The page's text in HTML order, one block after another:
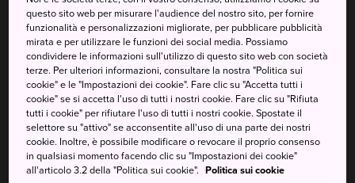
Blue Pond (Stagno Blu)
Angel road (Strada
questo sito web per misurare l'audience del nostro sito, per fornire
funzionalità e personalizzazioni migliorate, per pubblicare pubblicità
mirata e per utilizzare le funzioni dei social media. Possiamo
condividere le informazioni sull'utilizzo di questo sito web con società
terze. Per ulteriori informazioni, consultare la nostra "Politica sui
cookie" e le "Impostazioni dei cookie". Fare clic su "Accetta tutti i
cookie" se si accetta l'uso di tutti i nostri cookie. Fare clic su "Rifiuta
tutti i cookie" per rifiutare l'uso di tutti i nostri cookie. Spostate il
selettore su "attivo" se acconsentite all'uso di una parte dei nostri
cookie. Inoltre, è possibile modificare o revocare il proprio consenso
in qualsiasi momento facendo clic su "Impostazioni dei cookie"
all'articolo 3.2 della "Politica sui cookie". Politica sui cookie